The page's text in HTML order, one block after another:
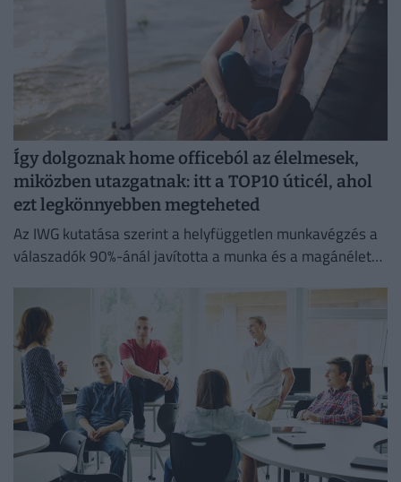
Így dolgoznak home officeból az élelmesek,
miközben utazgatnak: itt a TOP10 úticél, ahol
ezt legkönnyebben megteheted
Az IWG kutatása szerint a helyfüggetlen munkavégzés a
válaszadók 90%-ánál javította a munka és a magánélet